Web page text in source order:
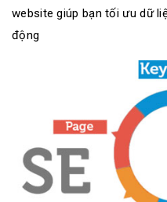
website giúp bạn tối ưu dữ
động